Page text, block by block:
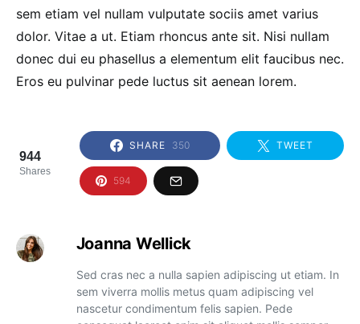
sem etiam vel nullam vulputate sociis amet varius
dolor. Vitae a ut. Etiam rhoncus ante sit. Nisi nullam
donec dui eu phasellus a elementum elit faucibus nec.
Eros eu pulvinar pede luctus sit aenean lorem.
944
Shares
SHARE 350 TWEET
594
Joanna Wellick
Sed cras nec a nulla sapien adipiscing ut etiam. In
sem viverra mollis metus quam adipiscing vel
nascetur condimentum felis sapien. Pede